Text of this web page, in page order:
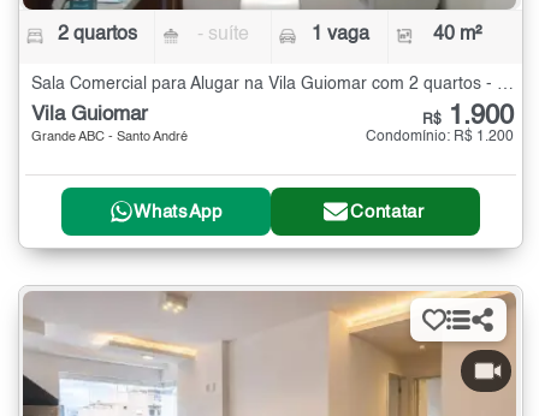
2 quartos - suíte 1 vaga 40 m²
Sala Comercial para Alugar na Vila Guiomar com 2 quartos - 40 m²
Vila Guiomar
Grande ABC - Santo André
R$ 1.900
Condomínio: R$ 1.200
WhatsApp Contatar